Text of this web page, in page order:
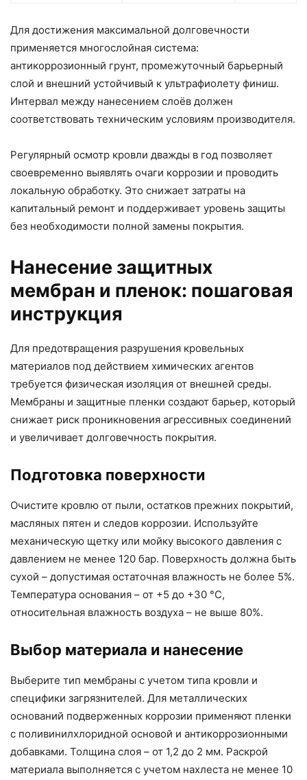
Для достижения максимальной долговечности
применяется многослойная система:
антикоррозионный грунт, промежуточный барьерный
слой и внешний устойчивый к ультрафиолету финиш.
Интервал между нанесением слоёв должен
соответствовать техническим условиям производителя.
Регулярный осмотр кровли дважды в год позволяет
своевременно выявлять очаги коррозии и проводить
локальную обработку. Это снижает затраты на
капитальный ремонт и поддерживает уровень защиты
без необходимости полной замены покрытия.
Нанесение защитных
мембран и пленок: пошаговая
инструкция
Для предотвращения разрушения кровельных
материалов под действием химических агентов
требуется физическая изоляция от внешней среды.
Мембраны и защитные пленки создают барьер, который
снижает риск проникновения агрессивных соединений
и увеличивает долговечность покрытия.
Подготовка поверхности
Очистите кровлю от пыли, остатков прежних покрытий,
масляных пятен и следов коррозии. Используйте
механическую щетку или мойку высокого давления с
давлением не менее 120 бар. Поверхность должна быть
сухой – допустимая остаточная влажность не более 5%.
Температура основания – от +5 до +30 °C,
относительная влажность воздуха – не выше 80%.
Выбор материала и нанесение
Выберите тип мембраны с учетом типа кровли и
специфики загрязнителей. Для металлических
оснований подверженных коррозии применяют пленки
с поливинилхлоридной основой и антикоррозионными
добавками. Толщина слоя – от 1,2 до 2 мм. Раскрой
материала выполняется с учетом нахлеста не менее 10